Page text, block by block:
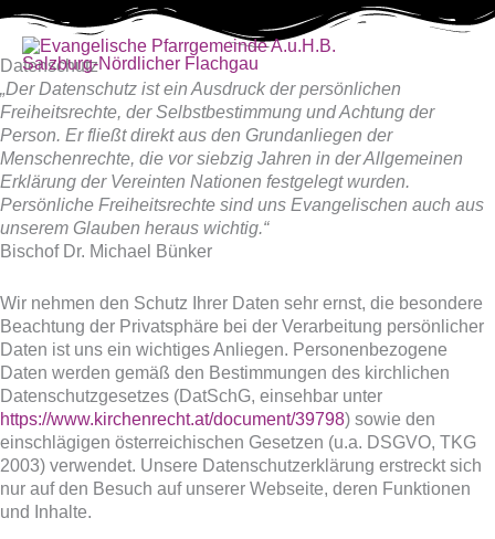
Zum
Inhalt
springen
Datenschutz
„Der Datenschutz ist ein Ausdruck der persönlichen
Freiheitsrechte, der Selbstbestimmung und Achtung der
Person. Er fließt direkt aus den Grundanliegen der
Menschenrechte, die vor siebzig Jahren in der Allgemeinen
Erklärung der Vereinten Nationen festgelegt wurden.
Persönliche Freiheitsrechte sind uns Evangelischen auch aus
unserem Glauben heraus wichtig.“
Bischof Dr. Michael Bünker
Wir nehmen den Schutz Ihrer Daten sehr ernst, die besondere
Beachtung der Privatsphäre bei der Verarbeitung persönlicher
Daten ist uns ein wichtiges Anliegen. Personenbezogene
Daten werden gemäß den Bestimmungen des kirchlichen
Datenschutzgesetzes (DatSchG, einsehbar unter
https://www.kirchenrecht.at/document/39798) sowie den
einschlägigen österreichischen Gesetzen (u.a. DSGVO, TKG
2003) verwendet. Unsere Datenschutzerklärung erstreckt sich
nur auf den Besuch auf unserer Webseite, deren Funktionen
und Inhalte.